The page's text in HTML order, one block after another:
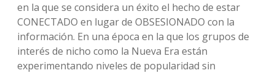
en la que se considera un éxito el hecho de estar
CONECTADO en lugar de OBSESIONADO con la
información. En una época en la que los grupos de
interés de nicho como la Nueva Era están
experimentando niveles de popularidad sin